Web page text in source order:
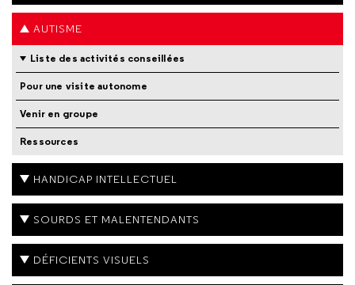
AUTISME
Liste des activités conseillées
Pour une visite autonome
Venir en groupe
Ressources
HANDICAP INTELLECTUEL
SOURDS ET MALENTENDANTS
DÉFICIENTS VISUELS